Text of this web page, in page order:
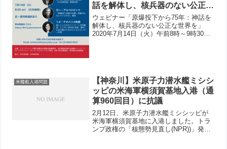
話を解体し、核兵器のない公正な
世界を」へご参加ください
ウェビナー「原爆投下から75年：神話を
解体し、核兵器のない公正な世界を」
2020年7月14日（火）午前8時～9時30分
米艦船入港問題
【神奈川】米原子力潜水艦ミシシ
ッピの米海軍横須賀基地入港（通
算960回目）に抗議
2月12日、米原子力潜水艦ミシシッピが
米海軍横須賀基地に入港しました。トラ
ンプ政権の「核態勢見直し(NPR))」発表